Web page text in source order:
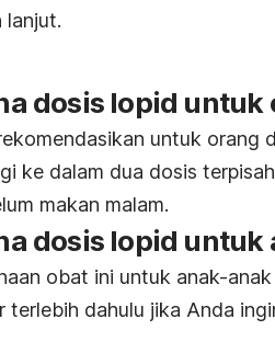
lanjut.
dosis lopid untuk
untuk orang
ke dalam dua dosis
makan malam.
dosis lopid untuk
obat ini untuk anak-
terlebih dahulu jika Anda